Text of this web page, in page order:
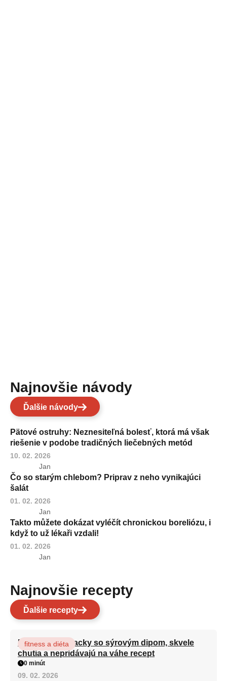
Najnovšie návody
Ďalšie návody
Pätové ostruhy: Neznesiteľná bolesť, ktorá má však
riešenie v podobe tradičných liečebných metód
10. 02. 2026
Jan
Čo so starým chlebom? Priprav z neho vynikajúci
šalát
01. 02. 2026
Jan
Takto můžete dokázat vyléčít chronickou boreliózu, i
když to už lékaři vzdali!
01. 02. 2026
Jan
Najnovšie recepty
Ďalšie recepty
Brokolicové placky so sýrovým dipom, skvele
chutia a nepridávajú na váhe recept
fitness a diéta
0 minút
09. 02. 2026